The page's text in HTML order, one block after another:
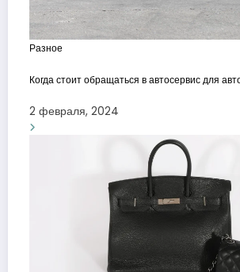
Разное
Когда стоит обращаться в автосервис для
2 февраля, 2024